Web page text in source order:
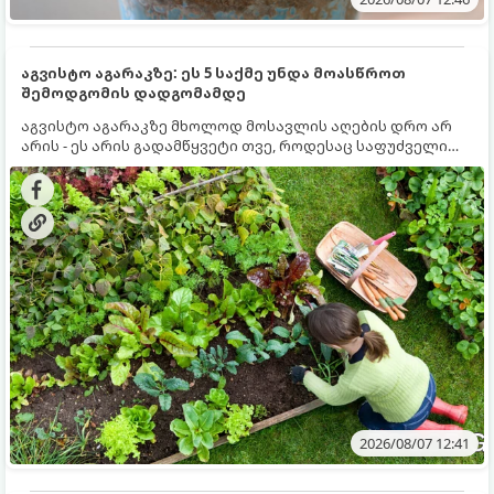
აგვისტო აგარაკზე: ეს 5 საქმე უნდა მოასწროთ
შემოდგომის დადგომამდე
აგვისტო აგარაკზე მხოლოდ მოსავლის აღების დრო არ
არის - ეს არის გადამწყვეტი თვე, როდესაც საფუძველი
ეყრება მომავალი წლის მოსავალს და ბაღი მზადდება
შემოდგომა-ზამთრის სეზონისთვის. იმისათვის, რომ
ნიადაგმა ენერგია აღიდგინოს, ხოლო მცენარეებმა
ზამთარს გაუძლონ, აგვისტოს ბოლომდე 5
მნიშვნელოვანი საქმის გაკეთება უნდა მოასწროთ:
2026/08/07 12:41